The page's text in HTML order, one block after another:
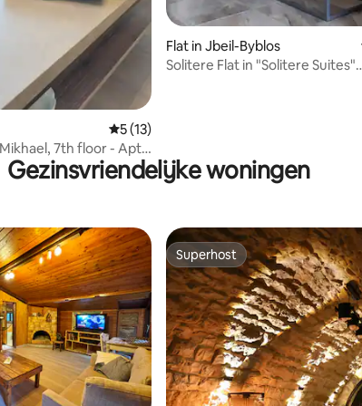
Gemiddelde beoordeling van 5 op 5, 13
5 (13)
7th floor - Apt
Flat in Jbeil-Byblos
Solitere Flat in "Solitere Suites"
Gezinsvriendelijke woningen
Superhost
Superhost